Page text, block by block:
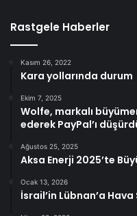
Rastgele Haberler
Kasım 26, 2022
Kara yollarında durum
Ekim 7, 2025
Wolfe, markalı
ederek PayPal’ı
Ağustos 25, 2025
Aksa Enerji 2025’te
Ocak 13, 2026
İsrail’in Lübnan’a Hava